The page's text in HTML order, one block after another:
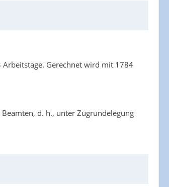
Gerechnet wird mit 1784
d. h., unter Zugrundelegung